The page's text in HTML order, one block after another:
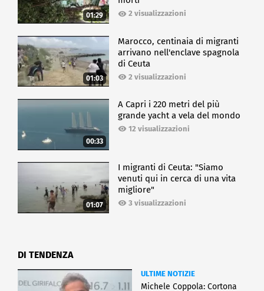
01:29 2 visualizzazioni
01:03
Marocco, centinaia di migranti
arrivano nell'enclave spagnola
di Ceuta
2 visualizzazioni
00:33
A Capri i 220 metri del più
grande yacht a vela del mondo
12 visualizzazioni
01:07
I migranti di Ceuta: "Siamo
venuti qui in cerca di una vita
migliore"
3 visualizzazioni
DI TENDENZA
ULTIME NOTIZIE
Michele Coppola: Cortona